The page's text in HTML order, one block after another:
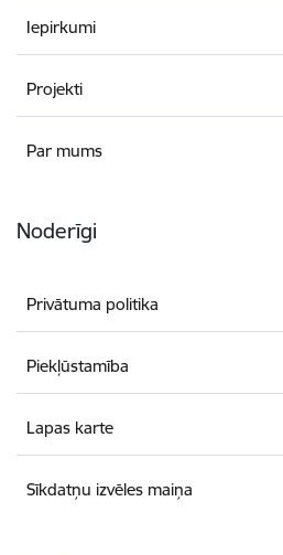
Iepirkumi
Projekti
Par mums
Noderīgi
Privātuma politika
Piekļūstamība
Lapas karte
Sīkdatņu izvēles maiņa